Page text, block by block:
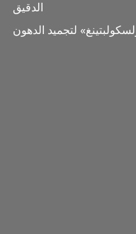
الدقيق
لتجميد الدهون